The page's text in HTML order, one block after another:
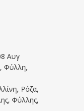
Αυγ
Φύλλη,
Ρόζα,
Φύλλης,